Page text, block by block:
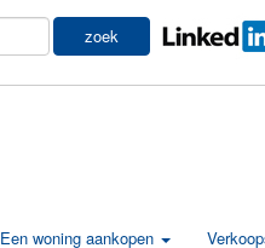
zoek
Een woning aankopen